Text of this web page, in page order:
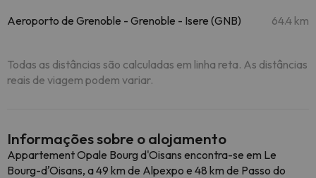
Aeroporto de Grenoble - Grenoble - Isere (GNB) 64.4 km
Todas as distâncias são calculadas em linha reta. As distâncias
reais de viagem podem variar.
Informações sobre o alojamento
Appartement Opale Bourg d'Oisans encontra-se em Le
Bourg-dʼOisans, a 49 km de Alpexpo e 48 km de Passo do